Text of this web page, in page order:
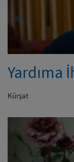
Yardıma
Kürşat